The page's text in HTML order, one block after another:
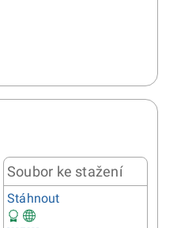
Soubor ke stažení
Stáhnout